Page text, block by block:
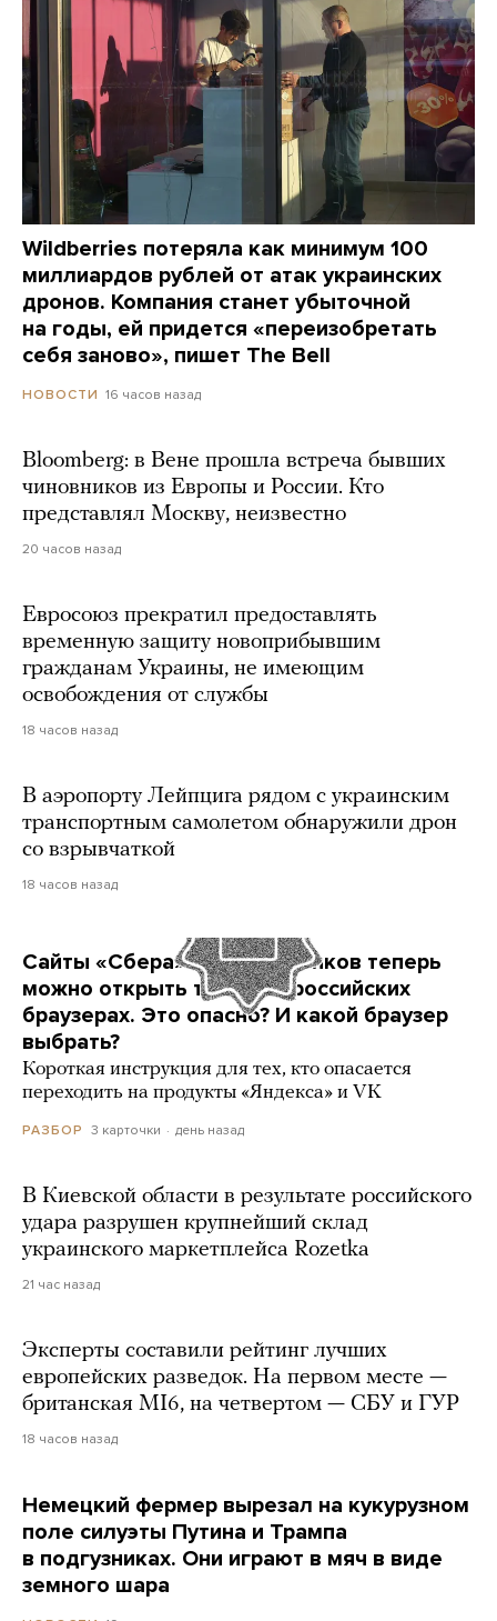
Wildberries потеряла как минимум 100
миллиардов рублей от атак украинских
дронов. Компания станет убыточной
на годы, ей придется «переизобретать
себя заново», пишет The Bell
НОВОСТИ 16 часов назад
Bloomberg: в Вене прошла встреча бывших
чиновников из Европы и России. Кто
представлял Москву, неизвестно
20 часов назад
Евросоюз прекратил предоставлять
временную защиту новоприбывшим
гражданам Украины, не имеющим
освобождения от службы
18 часов назад
В аэропорту Лейпцига рядом с украинским
транспортным самолетом обнаружили дрон
со взрывчаткой
18 часов назад
Сайты «Сбера» и других банков теперь
можно открыть только в российских
браузерах. Это опасно? И какой браузер
выбрать?
Короткая инструкция для тех, кто опасается
переходить на продукты «Яндекса» и VK
РАЗБОР 3 карточки день назад
В Киевской области в результате российского
удара разрушен крупнейший склад
украинского маркетплейса Rozetka
21 час назад
Эксперты составили рейтинг лучших
европейских разведок. На первом месте —
британская MI6, на четвертом — СБУ и ГУР
18 часов назад
Немецкий фермер вырезал на кукурузном
поле силуэты Путина и Трампа
в подгузниках. Они играют в мяч в виде
земного шара